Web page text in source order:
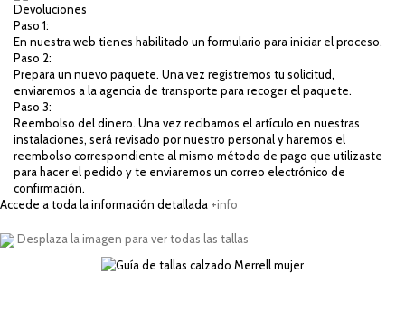
Devoluciones
Paso 1:
En nuestra web tienes habilitado un formulario para iniciar el proceso.
Paso 2:
Prepara un nuevo paquete. Una vez registremos tu solicitud,
enviaremos a la agencia de transporte para recoger el paquete.
Paso 3:
Reembolso del dinero. Una vez recibamos el artículo en nuestras
instalaciones, será revisado por nuestro personal y haremos el
reembolso correspondiente al mismo método de pago que utilizaste
para hacer el pedido y te enviaremos un correo electrónico de
confirmación.
Accede a toda la información detallada +info
Desplaza la imagen para ver todas las tallas